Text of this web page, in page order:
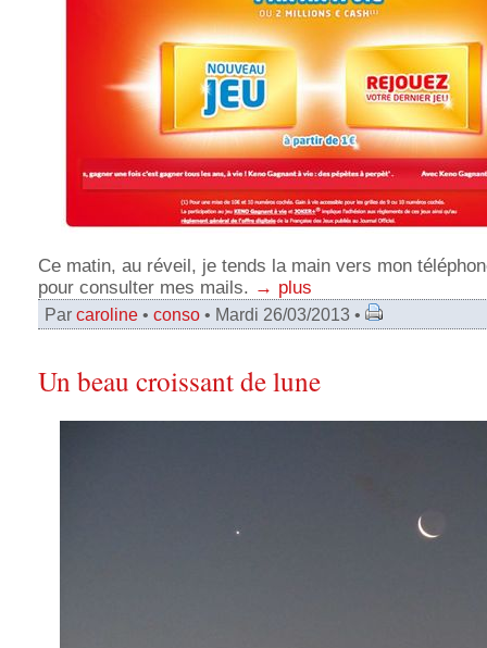
Ce matin, au réveil, je tends la main vers mon
pour consulter mes mails. → plus
Par caroline • conso • Mardi 26/03/2013 •
Un beau croissant de lune